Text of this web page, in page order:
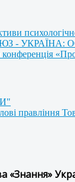
- УКРАЇНА:
правління
«Знання»